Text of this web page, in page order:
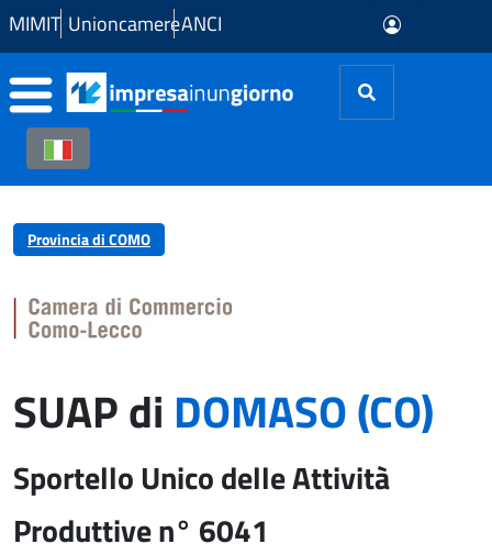
Skip to Main Content
MIMIT UnioncamereANCI
Provincia di COMO
SUAP di DOMASO (CO)
Sportello Unico delle Attività
Produttive n° 6041